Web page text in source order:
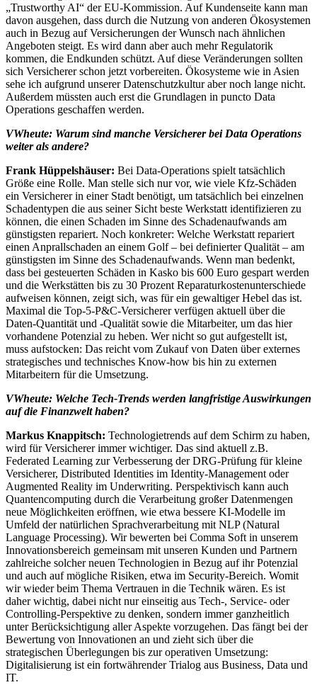
„Trustworthy AI“ der EU-Kommission. Auf Kundenseite kann man
davon ausgehen, dass durch die Nutzung von anderen Ökosystemen
auch in Bezug auf Versicherungen der Wunsch nach ähnlichen
Angeboten steigt. Es wird dann aber auch mehr Regulatorik
kommen, die Endkunden schützt. Auf diese Veränderungen sollten
sich Versicherer schon jetzt vorbereiten. Ökosysteme wie in Asien
sehe ich aufgrund unserer Datenschutzkultur aber noch lange nicht.
Außerdem müssten auch erst die Grundlagen in puncto Data
Operations geschaffen werden.
VWheute: Warum sind manche Versicherer bei Data Operations
weiter als andere?
Frank Hüppelshäuser: Bei Data-Operations spielt tatsächlich
Größe eine Rolle. Man stelle sich nur vor, wie viele Kfz-Schäden
ein Versicherer in einer Stadt benötigt, um tatsächlich bei einzelnen
Schadentypen die aus seiner Sicht beste Werkstatt identifizieren zu
können, die einen Schaden im Sinne des Schadenaufwands am
günstigsten repariert. Noch konkreter: Welche Werkstatt repariert
einen Anprallschaden an einem Golf – bei definierter Qualität – am
günstigsten im Sinne des Schadenaufwands. Wenn man bedenkt,
dass bei gesteuerten Schäden in Kasko bis 600 Euro gespart werden
und die Werkstätten bis zu 30 Prozent Reparaturkostenunterschiede
aufweisen können, zeigt sich, was für ein gewaltiger Hebel das ist.
Maximal die Top-5-P&C-Versicherer verfügen aktuell über die
Daten-Quantität und -Qualität sowie die Mitarbeiter, um das hier
vorhandene Potenzial zu heben. Wer nicht so gut aufgestellt ist,
muss aufstocken: Das reicht vom Zukauf von Daten über externes
strategisches und technisches Know-how bis hin zu externen
Mitarbeitern für die Umsetzung.
VWheute: Welche Tech-Trends werden langfristige Auswirkungen
auf die Finanzwelt haben?
Markus Knappitsch: Technologietrends auf dem Schirm zu haben,
wird für Versicherer immer wichtiger. Das sind aktuell z.B.
Federated Learning zur Verbesserung der DRG-Prüfung für kleine
Versicherer, Distributed Identities im Identity-Management oder
Augmented Reality im Underwriting. Perspektivisch kann auch
Quantencomputing durch die Verarbeitung großer Datenmengen
neue Möglichkeiten eröffnen, wie etwa bessere KI-Modelle im
Umfeld der natürlichen Sprachverarbeitung mit NLP (Natural
Language Processing). Wir bewerten bei Comma Soft in unserem
Innovationsbereich gemeinsam mit unseren Kunden und Partnern
zahlreiche solcher neuen Technologien in Bezug auf ihr Potenzial
und auch auf mögliche Risiken, etwa im Security-Bereich. Womit
wir wieder beim Thema Vertrauen in die Technik wären. Es ist
daher wichtig, dabei nicht nur einseitig aus Tech-, Service- oder
Controlling-Perspektive zu denken, sondern immer ganzheitlich
unter Berücksichtigung aller Aspekte vorzugehen. Das fängt bei der
Bewertung von Innovationen an und zieht sich über die
strategischen Überlegungen bis zur operativen Umsetzung:
Digitalisierung ist ein fortwährender Trialog aus Business, Data und
IT.